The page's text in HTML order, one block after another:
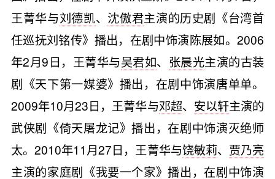
王菁华与刘德凯、 沈傲君主演的历史剧《台湾首
任巡抚刘铭传》播出，在剧中饰演陈展如。2006
年2月9日，王菁华与吴君如、 张晨光主演的古装
剧《天下第一媒婆》播出，在剧中饰演唐单单。
2009年10月23日，王菁华与邓超、 安以轩主演的
武侠剧《倚天屠龙记》播出，在剧中饰演灭绝师
太。2010年11月27日，王菁华与饶敏莉、 贾乃亮
主演的家庭剧《我要一个家》播出，在剧中饰演